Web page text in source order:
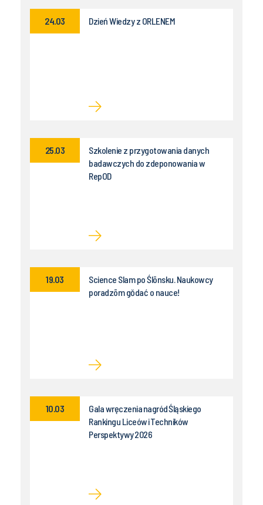
Dzień Wiedzy z ORLENEM
24.03
Szkolenie z przygotowania danych
badawczych do zdeponowania w
RepOD
25.03
Science Slam po Ślōnsku. Naukowcy
poradzōm gŏdać o nauce!
19.03
Gala wręczenia nagród Śląskiego
Rankingu Liceów i Techników
Perspektywy 2026
10.03